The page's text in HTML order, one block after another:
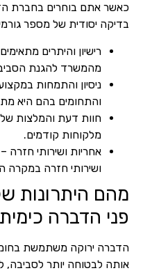
כאשר אתם בוחרים בחברת
בדיקה יסודית של מספר
רישיון והיתרים
מהמשרד להגנת
ניסיון והתמחות
והתחומים בהם היא
חוות דעת והמלצות של
מלקוחות קודמים.
אחריות ושירותי חזרה
ושירותי חזרה במקרה
מהם היתרונות
פני הדברה
הדברה ירוקה משתמשת
אותה לבטוחה יותר לסביבה,